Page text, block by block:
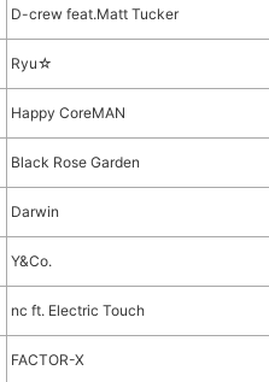
D-crew feat.Matt Tucker
Ryu☆
Happy CoreMAN
Black Rose Garden
Darwin
Y&Co.
nc ft. Electric Touch
FACTOR-X